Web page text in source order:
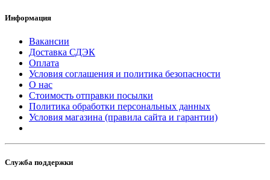
Информация
Вакансии
Доставка СДЭК
Оплата
Условия соглашения и политика безопасности
О нас
Стоимость отправки посылки
Политика обработки персональных данных
Условия магазина (правила сайта и гарантии)
Служба поддержки